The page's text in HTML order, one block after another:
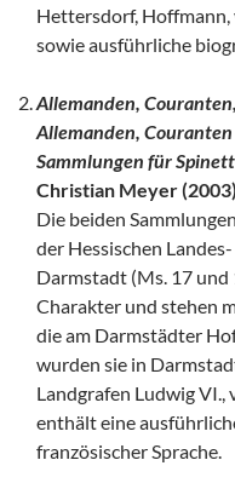
Hettersdorf, Hoffmann,
sowie ausführliche
Allemanden,
Allemanden,
Sammlungen für
Christian Meyer (2003)
Die beiden
der Hessischen
Darmstadt (Ms. 17 und
Charakter und stehen
die am Darmstädter
wurden sie in
Landgrafen Ludwig VI.,
enthält eine
französischer Sprache.